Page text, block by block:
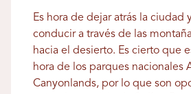
Es hora de dejar atrás la ciudad
conducir a través de las
hacia el desierto. Es cierto que
hora de los parques nacionales
Canyonlands, por lo que son